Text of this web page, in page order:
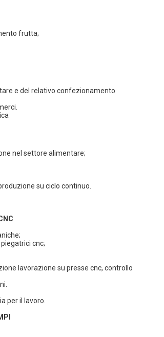
frutta;
e del relativo confezionamento
nel settore alimentare;
su ciclo continuo.
cnc;
lavorazione su presse cnc, controllo
per il lavoro.